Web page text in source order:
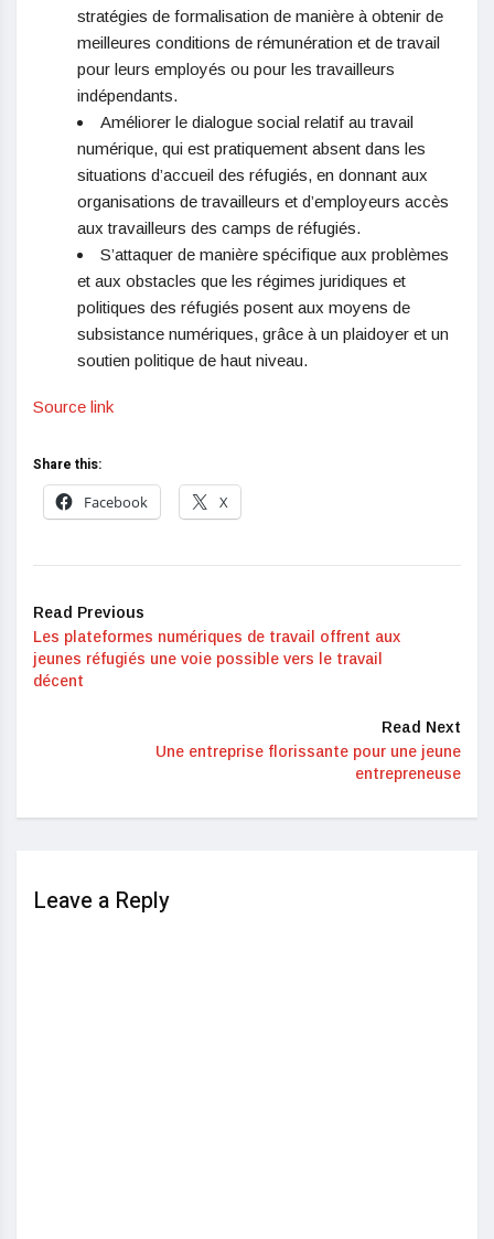
stratégies de formalisation de manière à obtenir de
meilleures conditions de rémunération et de travail
pour leurs employés ou pour les travailleurs
indépendants.
Améliorer le dialogue social relatif au travail
numérique, qui est pratiquement absent dans les
situations d’accueil des réfugiés, en donnant aux
organisations de travailleurs et d’employeurs accès
aux travailleurs des camps de réfugiés.
S’attaquer de manière spécifique aux problèmes
et aux obstacles que les régimes juridiques et
politiques des réfugiés posent aux moyens de
subsistance numériques, grâce à un plaidoyer et un
soutien politique de haut niveau.
Source link
Share this:
Facebook
X
Read Previous
Les plateformes numériques de travail offrent aux
jeunes réfugiés une voie possible vers le travail
décent
Read Next
Une entreprise florissante pour une jeune
entrepreneuse
Leave a Reply